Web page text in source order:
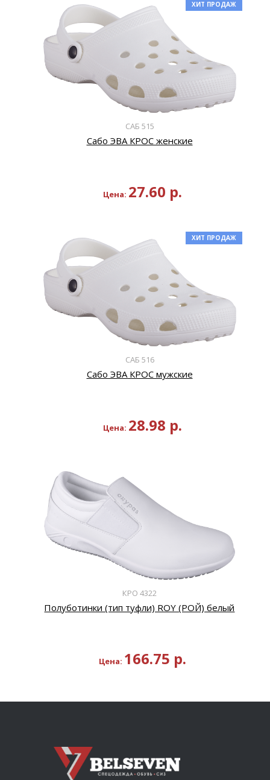
САБ 515
Сабо ЭВА КРОС женские
Цена: 27.60 р.
ХИТ ПРОДАЖ
САБ 516
Сабо ЭВА КРОС мужские
Цена: 28.98 р.
ХИТ ПРОДАЖ
КРО 4322
Полуботинки (тип туфли) ROY (РОЙ) белый
Цена: 166.75 р.